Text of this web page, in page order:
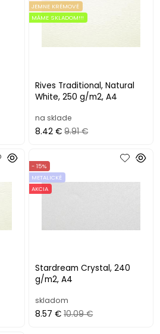
Rives Traditional, Natural
White, 250 g/m2, A4
JEMNE KRÉMOVÉ
MÁME SKLADOM!!!
na sklade
8.42 € 9.91 €
Stardream Crystal, 240
g/m2, A4
- 15%
METALICKÉ
AKCIA
skladom
8.57 € 10.09 €